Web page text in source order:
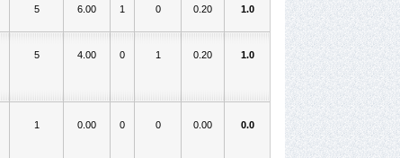
5 6.00 1 0 0.20 1.0
5 4.00 0 1 0.20 1.0
1 0.00 0 0 0.00 0.0